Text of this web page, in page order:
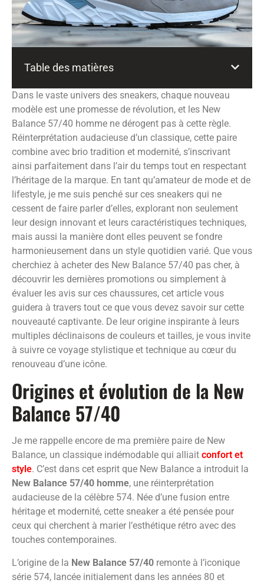
Table des matières
Dans le vaste univers des sneakers, chaque nouveau
modèle est une promesse de révolution, et les New
Balance 57/40 homme ne dérogent pas à cette règle.
Réinterprétation audacieuse d’un classique, cette paire
combine avec brio tradition et modernité, s’inscrivant
ainsi parfaitement dans l’air du temps tout en respectant
l’héritage de la marque. En tant qu’amateur de mode et de
lifestyle, je me suis penché sur ces sneakers qui ne
cessent de faire parler d’elles, explorant non seulement
leur design innovant et leurs caractéristiques techniques,
mais aussi la manière dont elles peuvent se fondre
harmonieusement dans un style quotidien varié. Que vous
cherchiez à acheter des New Balance 57/40 pas cher, à
découvrir les dernières promotions ou simplement à
évaluer les avis sur ces chaussures, cet article vous
guidera à travers tout ce que vous devez savoir sur cette
nouveauté captivante. De leur origine inspirante à leurs
multiples déclinaisons de couleurs et tailles, je vous invite
à suivre ce voyage stylistique et technique au cœur du
renouveau d’une icône.
Origines et évolution de la New
Balance 57/40
Je me rappelle encore de ma première paire de New
Balance, un classique indémodable qui alliait confort et
style. C’est dans cet esprit que New Balance a introduit la
New Balance 57/40 homme, une réinterprétation
audacieuse de la célèbre 574. Née d’une fusion entre
héritage et modernité, cette sneaker a été pensée pour
ceux qui cherchent à marier l’esthétique rétro avec des
touches contemporaines.
L’origine de la New Balance 57/40 remonte à l’iconique
série 574, lancée initialement dans les années 80 et